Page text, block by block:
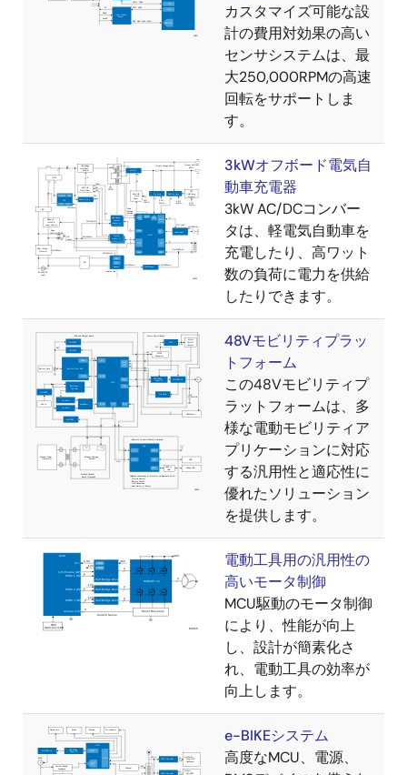
カスタマイズ可能な設
計の費用対効果の高い
センサシステムは、最
大250,000RPMの高速
回転をサポートしま
す。
3kWオフボード電気自
動車充電器
3kW AC/DCコンバー
タは、軽電気自動車を
充電したり、高ワット
数の負荷に電力を供給
したりできます。
48Vモビリティプラッ
トフォーム
この48Vモビリティプ
ラットフォームは、多
様な電動モビリティア
プリケーションに対応
する汎用性と適応性に
優れたソリューション
を提供します。
電動工具用の汎用性の
高いモータ制御
MCU駆動のモータ制御
により、性能が向上
し、設計が簡素化さ
れ、電動工具の効率が
向上します。
e-BIKEシステム
高度なMCU、電源、